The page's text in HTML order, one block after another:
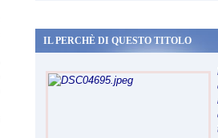
IL PERCHÈ DI QUESTO TITOLO